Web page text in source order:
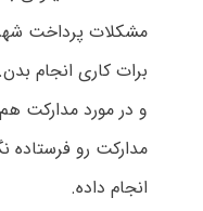
مشکلات پرداخت
برات کاری انجام بدن.
و در مورد مدارکت
مدارکت رو فرستاده
انجام داده.